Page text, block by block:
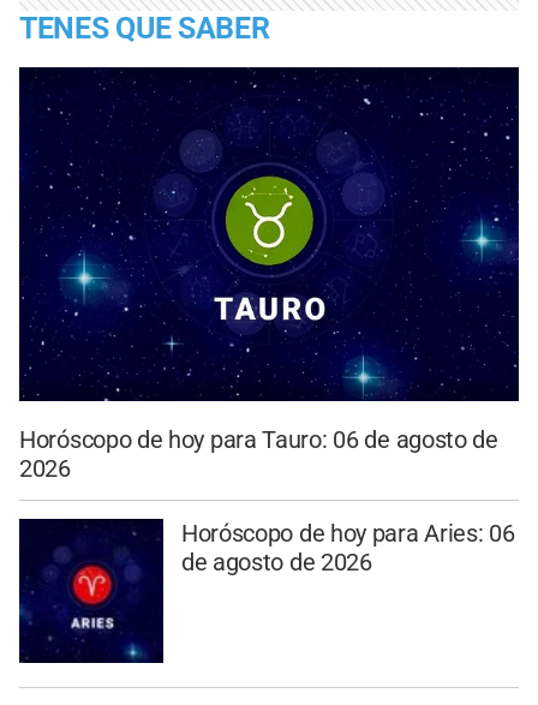
TENES QUE SABER
Horóscopo de hoy para Tauro: 06 de agosto de
2026
Horóscopo de hoy para Aries: 06
de agosto de 2026